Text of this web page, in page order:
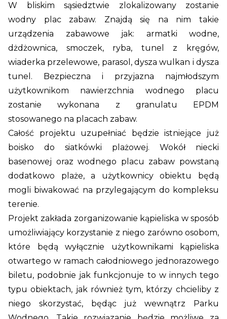
W bliskim sąsiedztwie zlokalizowany zostanie
wodny plac zabaw. Znajdą się na nim takie
urządzenia zabawowe jak: armatki wodne,
dżdżownica, smoczek, ryba, tunel z kręgów,
wiaderka przelewowe, parasol, dysza wulkan i dysza
tunel. Bezpieczna i przyjazna najmłodszym
użytkownikom nawierzchnia wodnego placu
zostanie wykonana z granulatu EPDM
stosowanego na placach zabaw.
Całość projektu uzupełniać będzie istniejące już
boisko do siatkówki plażowej. Wokół niecki
basenowej oraz wodnego placu zabaw powstaną
dodatkowo plaże, a użytkownicy obiektu będą
mogli biwakować na przylegającym do kompleksu
terenie.
Projekt zakłada zorganizowanie kąpieliska w sposób
umożliwiający korzystanie z niego zarówno osobom,
które będą wyłącznie użytkownikami kąpieliska
otwartego w ramach całodniowego jednorazowego
biletu, podobnie jak funkcjonuje to w innych tego
typu obiektach, jak również tym, którzy chcieliby z
niego skorzystać, będąc już wewnątrz Parku